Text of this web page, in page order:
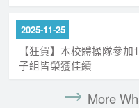
2025-11-25
【狂賀】本校體操隊參
子組皆榮獲佳績
More